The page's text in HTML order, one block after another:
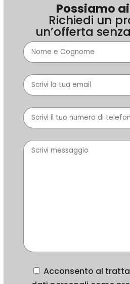
Possiamo
Richiedi un
un’offerta
Acconsento al